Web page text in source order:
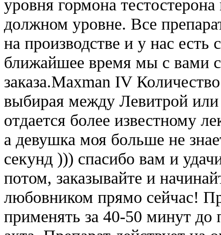
уровня гормона
должном уровне. Все
на производстве и у нас есть
ближайшее время мы с вами
заказа.Maxman IV
выбирая между Левитрой или
отдается более известному
а девушка моя больше не
секунд ))) спасибо вам и
потом, заказывайте и
любовником прямо сейчас!
применять за 40-50 минут до